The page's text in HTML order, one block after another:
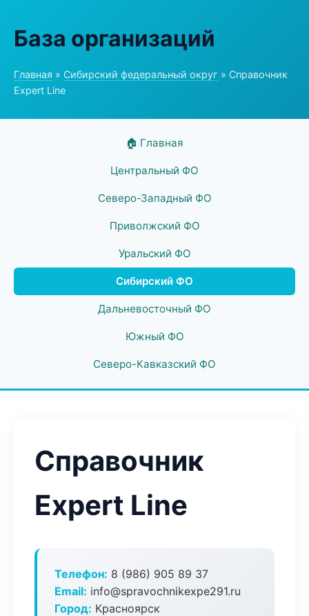
База организаций
Главная » Сибирский федеральный округ » Справочник
Expert Line
🏠 Главная
Центральный ФО
Северо-Западный ФО
Приволжский ФО
Уральский ФО
Сибирский ФО
Дальневосточный ФО
Южный ФО
Северо-Кавказский ФО
Справочник
Expert Line
Телефон: 8 (986) 905 89 37
Email: info@spravochnikexpe291.ru
Город: Красноярск